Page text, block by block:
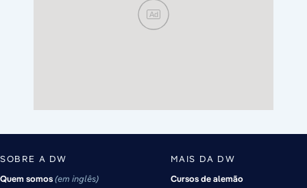
Ad
SOBRE A DW
Quem somos em inglês
MAIS DA DW
Cursos de alemão